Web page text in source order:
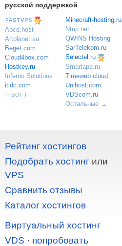
русской поддержкой
FASTVPS
Abcd.host
Artplanet.su
Beget.com
Cloud4box.com
Hostkey.ru
Inferno Solutions
itldc.com
ITSOFT
Minecraft-hosting.ru
Ntup.net
QWINS Hosting
SarTelekom.ru
Selectel.ru
Smartape.ru
Timeweb.cloud
Unihost.com
VDScom.ru
Остальные→
Рейтинг хостингов
Подобрать хостинг или
VPS
Сравнить отзывы
Каталог хостингов
Виртуальный хостинг
VDS · попробовать